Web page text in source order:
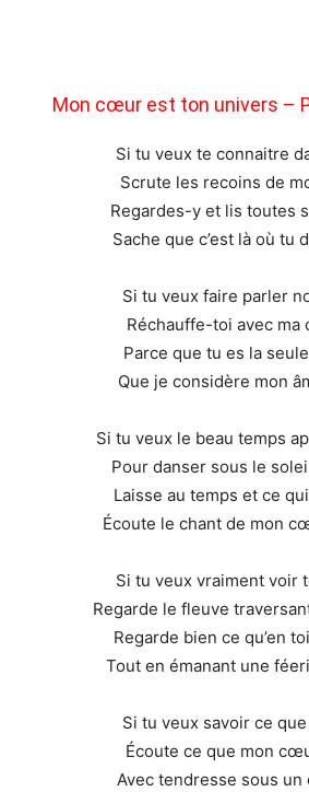
Mon cœur est ton univers –
Si tu veux te connaitre
Scrute les recoins de
Regardes-y et lis toutes
Sache que c’est là où tu
Si tu veux faire parler
Réchauffe-toi avec ma
Parce que tu es la
Que je considère mon
Si tu veux le beau temps
Pour danser sous le
Laisse au temps et ce
Écoute le chant de mon
Si tu veux vraiment voir
Regarde le fleuve
Regarde bien ce qu’en
Tout en émanant une
Si tu veux savoir ce
Écoute ce que mon
Avec tendresse sous un